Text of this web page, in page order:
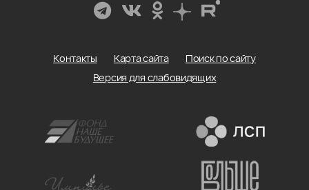
Контакты Карта сайта
Поиск по сайту
Версия для слабовидящих